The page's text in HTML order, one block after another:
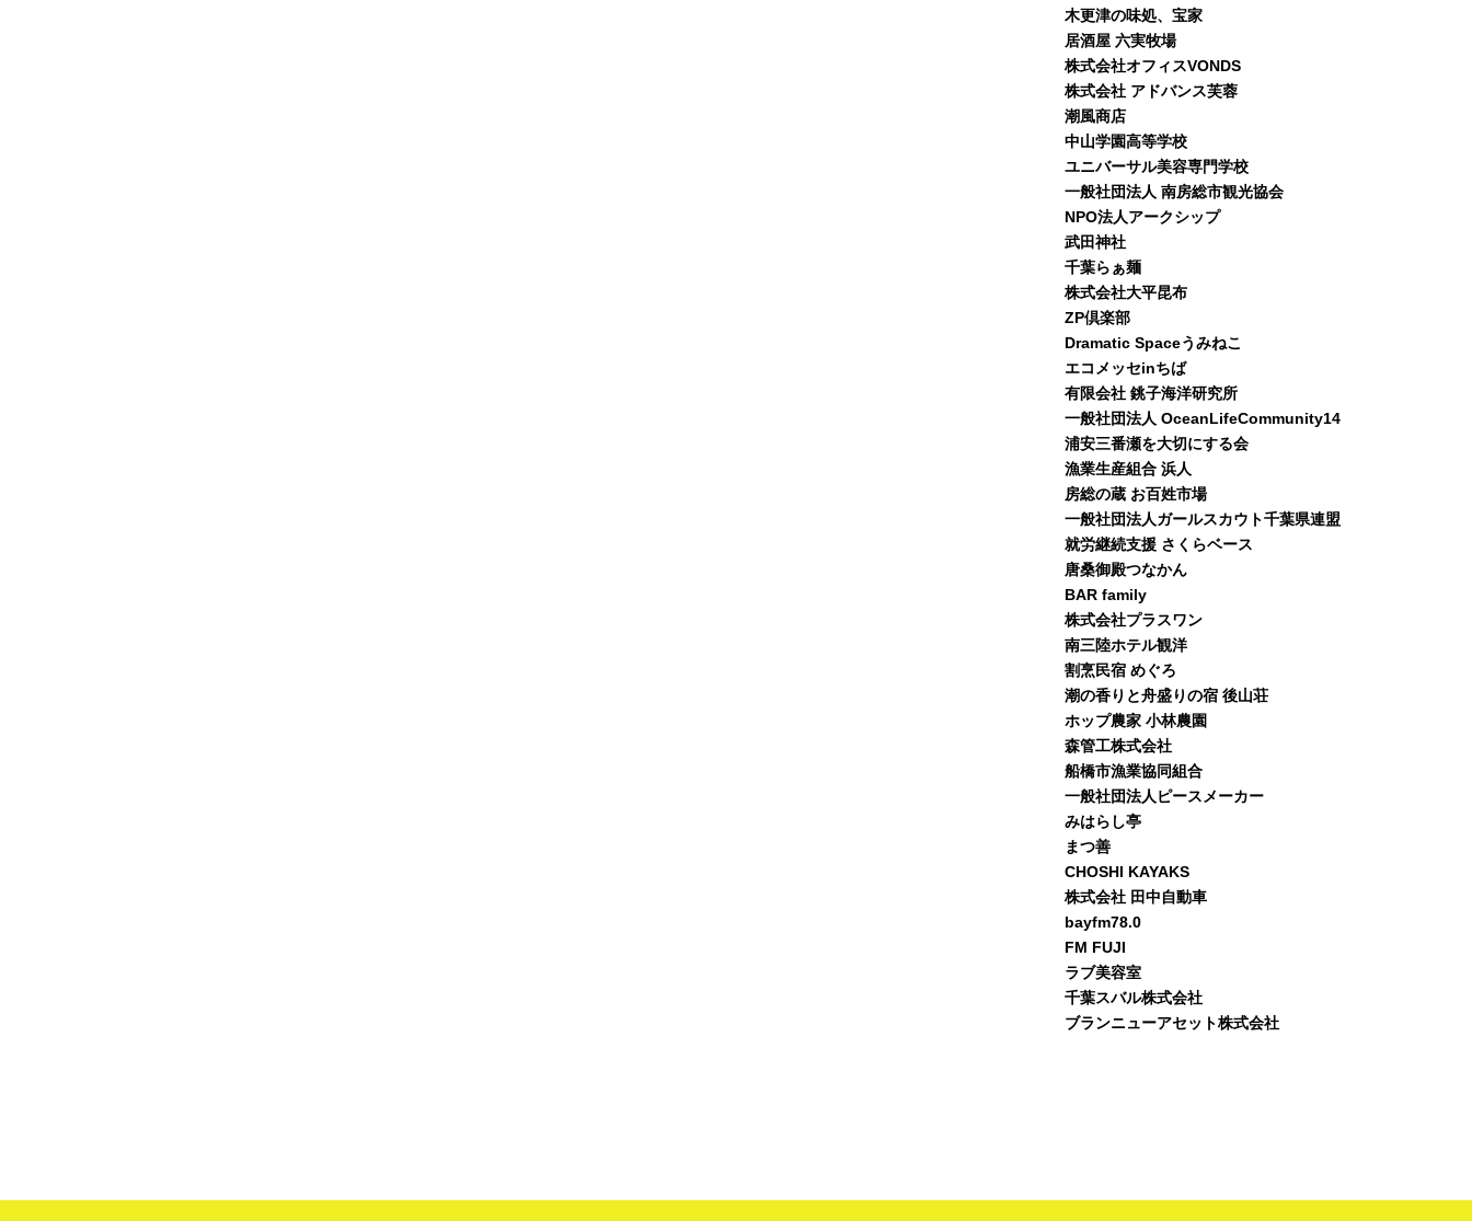
木更津の味処、宝家
居酒屋 六実牧場
株式会社オフィスVONDS
株式会社 アドバンス芙蓉
潮風商店
中山学園高等学校
ユニバーサル美容専門学校
一般社団法人 南房総市観光協会
NPO法人アークシップ
武田神社
千葉らぁ麺
株式会社大平昆布
ZP倶楽部
Dramatic Spaceうみねこ
エコメッセinちば
有限会社 銚子海洋研究所
一般社団法人 OceanLifeCommunity14
浦安三番瀬を大切にする会
漁業生産組合 浜人
房総の蔵 お百姓市場
一般社団法人ガールスカウト千葉県連盟
就労継続支援 さくらベース
唐桑御殿つなかん
BAR family
株式会社プラスワン
南三陸ホテル観洋
割烹民宿 めぐろ
潮の香りと舟盛りの宿 後山荘
ホップ農家 小林農園
森管工株式会社
船橋市漁業協同組合
一般社団法人ピースメーカー
みはらし亭
まつ善
CHOSHI KAYAKS
株式会社 田中自動車
bayfm78.0
FM FUJI
ラブ美容室
千葉スバル株式会社
ブランニューアセット株式会社